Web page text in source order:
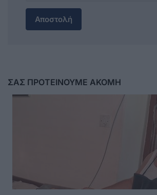
Αποστολή
ΣΑΣ ΠΡΟΤΕΙΝΟΥΜΕ ΑΚΟΜΗ